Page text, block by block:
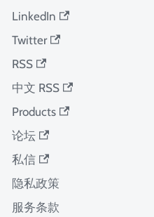
LinkedIn
Twitter
RSS
中文 RSS
Products
论坛
私信
隐私政策
服务条款